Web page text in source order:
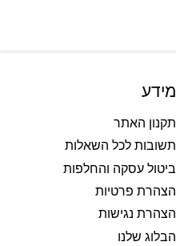
מידע
תקנון האתר
תשובות לכל השאלות
ביטול עסקה והחלפות
הצהרת פרטיות
הצהרת נגישות
הבלוג שלנו